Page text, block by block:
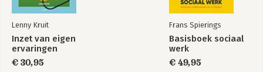
Lenny Kruit
Inzet van eigen
ervaringen
€ 30,95
Frans Spierings
Basisboek sociaal
werk
€ 49,95